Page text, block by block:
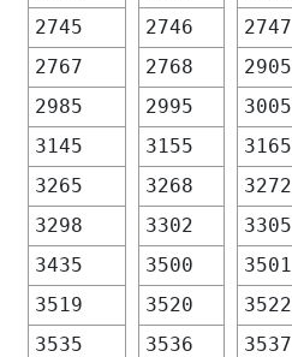
2745
2746 2747
2767
2768 2905
2985
2995 3005
3145
3155 3165
3265
3268 3272
3298
3302 3305
3435
3500 3501
3519
3520 3522
3535
3536 3537